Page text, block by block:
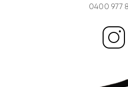
0400 977